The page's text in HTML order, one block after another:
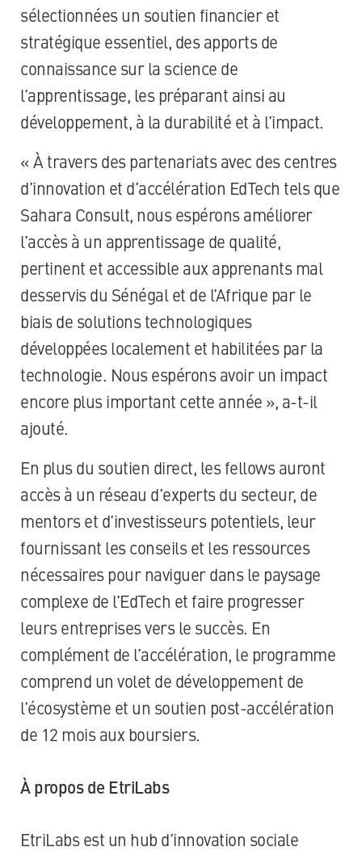
sélectionnées un soutien financier et
stratégique essentiel, des apports de
connaissance sur la science de
l’apprentissage, les préparant ainsi au
développement, à la durabilité et à l’impact.
« À travers des partenariats avec des centres
d’innovation et d’accélération EdTech tels que
Sahara Consult, nous espérons améliorer
l’accès à un apprentissage de qualité,
pertinent et accessible aux apprenants mal
desservis du Sénégal et de l’Afrique par le
biais de solutions technologiques
développées localement et habilitées par la
technologie. Nous espérons avoir un impact
encore plus important cette année », a-t-il
ajouté.
En plus du soutien direct, les fellows auront
accès à un réseau d’experts du secteur, de
mentors et d’investisseurs potentiels, leur
fournissant les conseils et les ressources
nécessaires pour naviguer dans le paysage
complexe de l’EdTech et faire progresser
leurs entreprises vers le succès. En
complément de l’accélération, le programme
comprend un volet de développement de
l’écosystème et un soutien post-accélération
de 12 mois aux boursiers.
À propos de EtriLabs
EtriLabs est un hub d’innovation sociale